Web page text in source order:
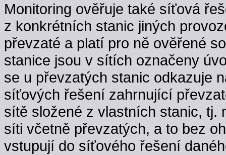
Monitoring ověřuje také síťová
z konkrétních stanic jiných
převzaté a platí pro ně ověřené
stanice jsou v sítích označeny
se u převzatých stanic odkazuje
síťových řešení zahrnující
sítě složené z vlastních stanic, tj.
síti včetně převzatých, a to bez
vstupují do síťového řešení